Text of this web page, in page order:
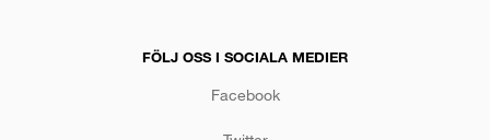
FÖLJ OSS I SOCIALA MEDIER
Facebook